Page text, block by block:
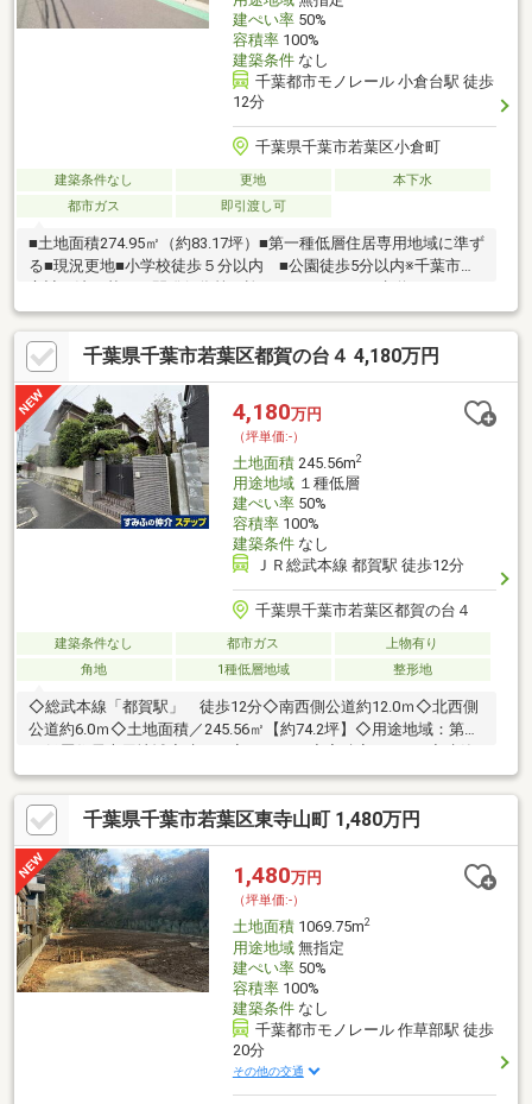
建ぺい率50%
容積率100%
建築条件なし
千葉都市モノレール 小倉台駅 徒歩
12分
千葉県千葉市若葉区小倉町
建築条件なし 更地
本下水
都市ガス
即引渡し可
■土地面積274.95㎡（約83.17坪）■第一種低層住居専用地域に準ず
る■現況更地■小学校徒歩５分以内 ■公園徒歩5分以内※千葉市都
公共下水は前面道路に埋設有り・引込み無し※別途引込み費用と
水道負担金297000円がかかります。※別途対象不動産は、都市計
画法第34条第11条及び第12号等の規定に基づき（市街化調整区域
内の開発行為等の許可基準に関する条例）、建築が許可されま
す。尚、住宅・長屋・兼用住宅・共同住宅（寄宿舎及び下宿は除
く）に制限されます。※ゴミ置場2.64平米、持分5分の3有り
千葉県千葉市若葉区都賀の台４ 4,180万円
4,180万円
（坪単価:-）
土地面積245.56m2
用途地域１種低層
建ぺい率50%
容積率100%
建築条件なし
ＪＲ総武本線 都賀駅 徒歩12分
千葉県千葉市若葉区都賀の台４
建築条件なし 都市ガス
上物有り
角地
1種低層地域 整形地
◇総武本線「都賀駅」 徒歩12分◇南西側公道約12.0ｍ◇北西側
公道約6.0ｍ◇土地面積／245.56㎡【約74.2坪】◇用途地域：第一
条件付き土地ではありません お好きな建築会社で施工可能で
す！
千葉県千葉市若葉区東寺山町 1,480万円
1,480万円
（坪単価:-）
土地面積1069.75m2
用途地域無指定
建ぺい率50%
容積率100%
建築条件なし
千葉都市モノレール 作草部駅 徒歩
20分
その他の交通